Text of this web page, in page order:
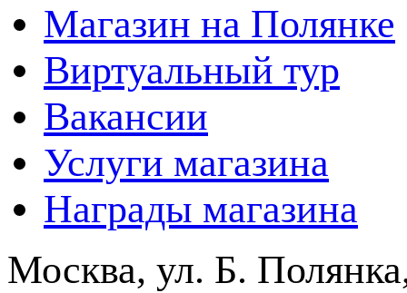
Магазин на Полянке
Виртуальный тур
Вакансии
Услуги магазина
Награды магазина
Москва, ул. Б.